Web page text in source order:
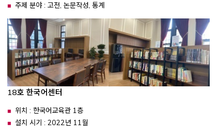
주제 분야 : 고전, 논문작성, 통계
18호 한국어센터
위치 : 한국어교육관 1층
설치 시기 : 2022년 11월